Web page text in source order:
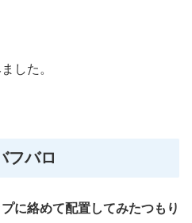
した。
フバロ
に絡めて配置してみたつもり